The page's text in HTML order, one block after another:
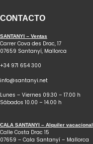
CONTACTO
SANTANYI – Ventas
Carrer Cova des Drac, 17
07659 Santanyí, Mallorca
+34 971 654 300
info@santanyi.net
Lunes – Viernes 09.30 – 17.00 h
Sábados 10.00 – 14.00 h
CALA SANTANYI – Alquiler vacacional
Calle Costa Drac 15
07659 – Cala Santanyí – Mallorca